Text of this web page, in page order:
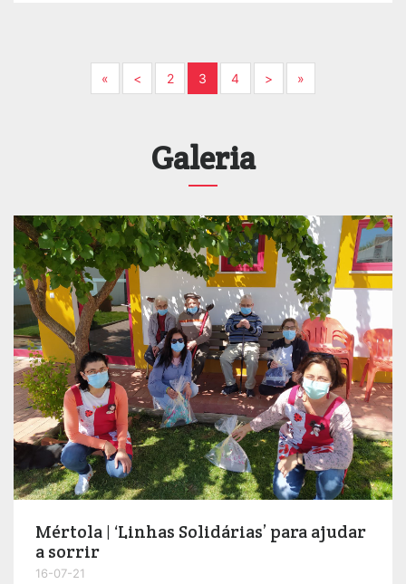
«Next< Previous
2 3 4 >Next»
Galeria
Mértola | ‘Linhas Solidárias’ para ajudar
a sorrir
16-07-21